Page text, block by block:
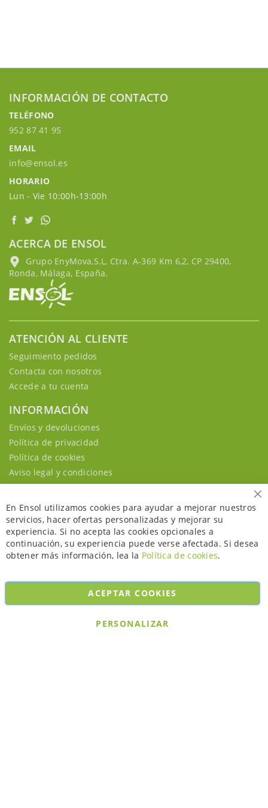
INFORMACIÓN DE CONTACTO
TELÉFONO
952 87 41 95
EMAIL
info@ensol.es
HORARIO
Lun - Vie 10:00h-13:00h
ACERCA DE ENSOL
Grupo EnyMova,S.L, Ctra. A-369 Km 6,2, CP 29400,
Ronda, Málaga, España.
ATENCIÓN AL CLIENTE
Seguimiento pedidos
Contacta con nosotros
Accede a tu cuenta
INFORMACIÓN
Envíos y devoluciones
Política de privacidad
Política de cookies
Aviso legal y condiciones
Copyright © 2026. All rights reserved. Powered byBobaly Partners.
En Ensol utilizamos cookies para ayudar a mejorar nuestros
servicios, hacer ofertas personalizadas y mejorar su
experiencia. Si no acepta las cookies opcionales a
continuación, su experiencia puede verse afectada. Si desea
obtener más información, lea la Política de cookies.
ACEPTAR COOKIES
PERSONALIZAR